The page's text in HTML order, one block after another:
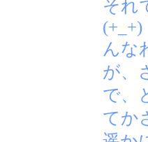
それ
(+_+)
んな
が、
で、
てか